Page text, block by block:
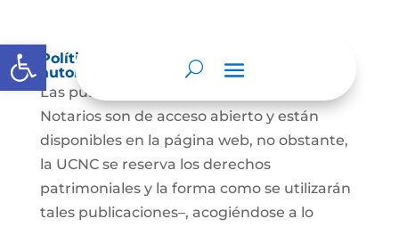
Abrir barra de herramientas
Política de derechos de autor y/o
autorización de uso sobre los contenidos
Las publicaciones de la UCNC y de los
Notarios son de acceso abierto y están
disponibles en la página web, no obstante,
la UCNC se reserva los derechos
patrimoniales y la forma como se utilizarán
tales publicaciones–, acogiéndose a lo